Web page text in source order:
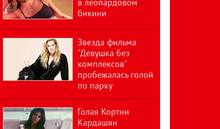
бикини
Звезда фильма
"Девушка без
комплексов"
пробежалась голой
по парку
Голая Кортни
Кардашян